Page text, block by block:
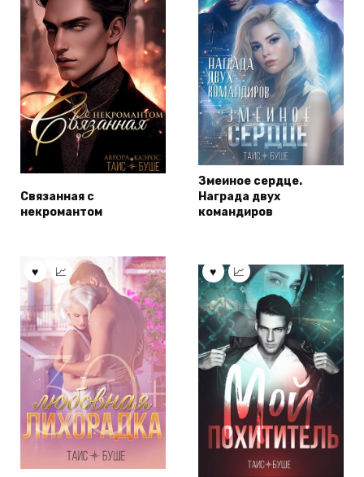
Связанная с
некромантом
Змеиное сердце.
Награда двух
командиров